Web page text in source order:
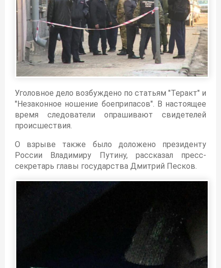
Уголовное дело возбуждено по статьям "Теракт" и
"Незаконное ношение боеприпасов". В настоящее
время следователи опрашивают свидетелей
происшествия.
О взрыве также было доложено президенту
России Владимиру Путину, рассказал пресс-
секретарь главы государства Дмитрий Песков.